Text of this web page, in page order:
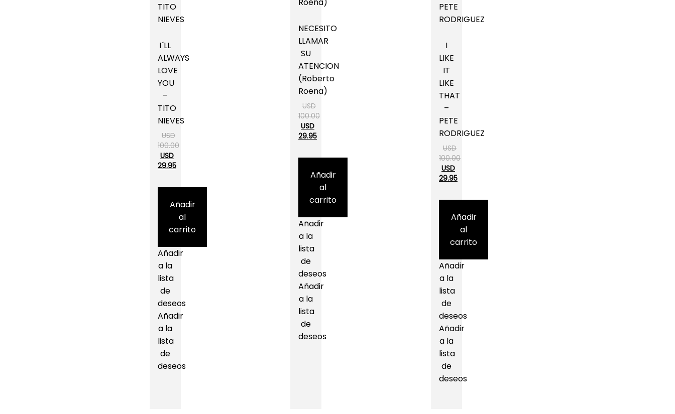
I´LL
ALWAYS
LOVE
YOU
–
TITO
NIEVES
USD
100.00
USD
29.95
Añadir
al
carrito
Añadir
a la
lista
de
deseos
Añadir
a la
lista
de
deseos
NECESITO
LLAMAR
SU
ATENCION
(Roberto
Roena)
USD
100.00
USD
29.95
Añadir
al
carrito
Añadir
a la
lista
de
deseos
Añadir
a la
lista
de
deseos
I
LIKE
IT
LIKE
THAT
–
PETE
RODRIGUEZ
USD
100.00
USD
29.95
Añadir
al
carrito
Añadir
a la
lista
de
deseos
Añadir
a la
lista
de
deseos